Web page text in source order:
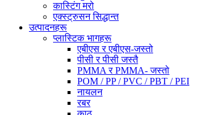
कास्टिंग मरो
एक्स्ट्रुसन सिद्धान्त
उत्पादनहरू
प्लास्टिक भागहरू
एबीएस र एबीएस-जस्तो
पीसी र पीसी जस्तै
PMMA र PMMA- जस्तो
POM / PP / PVC / PBT / PEI
नायलन
रबर